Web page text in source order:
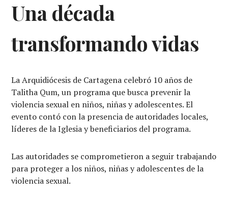
Una década
transformando vidas
La Arquidiócesis de Cartagena celebró 10 años de
Talitha Qum, un programa que busca prevenir la
violencia sexual en niños, niñas y adolescentes. El
evento contó con la presencia de autoridades locales,
líderes de la Iglesia y beneficiarios del programa.
Las autoridades se comprometieron a seguir trabajando
para proteger a los niños, niñas y adolescentes de la
violencia sexual.